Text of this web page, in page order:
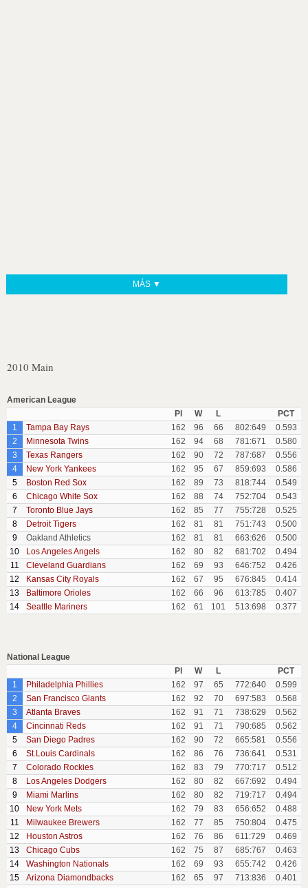
MÁS ▼
2010 Main
American League
Pl
W L
PCT
1
Tampa Bay Rays 162 96 66 802:649
0.593
2
Minnesota Twins 162 94 68 781:671
0.580
3
Texas Rangers 162 90 72 787:687
0.556
4
New York Yankees 162 95 67 859:693
0.586
5
Boston Red Sox 162 89 73 818:744
0.549
6
Chicago White Sox 162 88 74 752:704
0.543
7
Toronto Blue Jays 162 85 77 755:728
0.525
8
Detroit Tigers 162 81 81 751:743
0.500
9
Oakland Athletics 162 81 81 663:626
0.500
10
Los Angeles Angels 162 80 82 681:702
0.494
11
Cleveland Guardians 162 69 93 646:752
0.426
12
Kansas City Royals 162 67 95 676:845
0.414
13
Baltimore Orioles 162 66 96 613:785
0.407
14
Seattle Mariners 162 61 101 513:698 0.377
National League
Pl
W L
PCT
1
Philadelphia Phillies 162 97 65 772:640
0.599
2
San Francisco Giants 162 92 70 697:583
0.568
3
Atlanta Braves 162 91 71 738:629
0.562
4
Cincinnati Reds 162 91 71 790:685
0.562
5
San Diego Padres 162 90 72 665:581
0.556
6
St.Louis Cardinals 162 86 76 736:641
0.531
7
Colorado Rockies 162 83 79 770:717
0.512
8
Los Angeles Dodgers 162 80 82 667:692
0.494
9
Miami Marlins 162 80 82 719:717
0.494
10
New York Mets 162 79 83 656:652
0.488
11
Milwaukee Brewers 162 77 85 750:804
0.475
12
Houston Astros 162 76 86 611:729
0.469
13
Chicago Cubs 162 75 87 685:767
0.463
14
Washington Nationals 162 69 93 655:742
0.426
15
Arizona Diamondbacks 162 65 97 713:836
0.401